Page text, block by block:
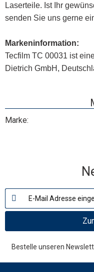
Laserteile. Ist Ihr
senden Sie uns gerne
Markeninformation:
Tecfilm TC 00031 ist
Dietrich GmbH,
Marke:
Bestelle unseren